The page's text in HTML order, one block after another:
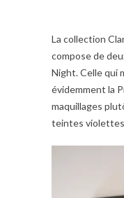
La collection
compose de
Night. Celle qui
évidemment la
maquillages
teintes violettes